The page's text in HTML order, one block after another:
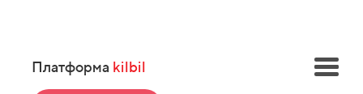
Платформа kilbil